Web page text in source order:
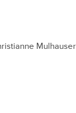
Mulhauser